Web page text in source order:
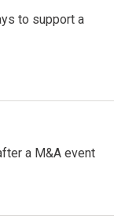
to support a
a M&A event